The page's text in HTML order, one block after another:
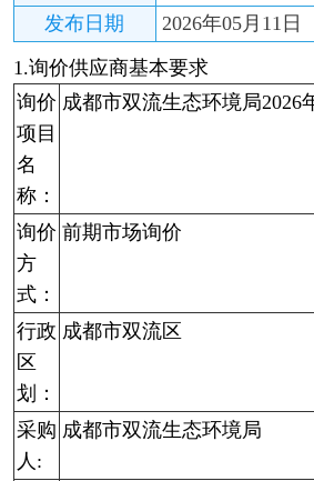
发布日期
2026年05月11日
1.询价供应商基本要求
询价
项目
名
称：
成都市双流生态环境局2026
询价
方
式：
前期市场询价
行政
区
划：
成都市双流区
采购
人:
成都市双流生态环境局